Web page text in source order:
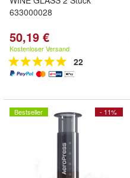
633000028
50,19 €
Kostenloser Versand
22
- 11%
Bestseller